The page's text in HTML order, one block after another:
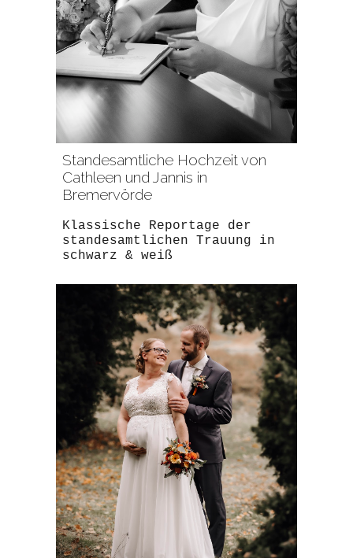
Standesamtliche Hochzeit von
Cathleen und Jannis in
Bremervörde
Klassische Reportage der
standesamtlichen Trauung in
schwarz & weiß